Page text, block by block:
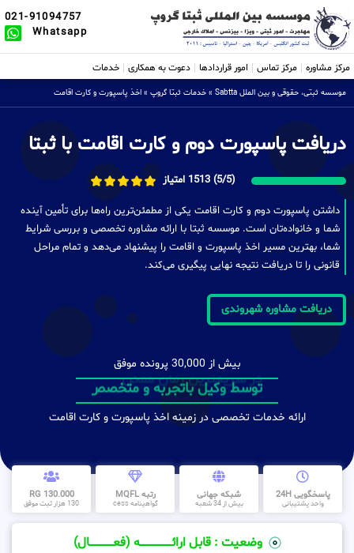
021-91094757
Whatsapp
مرکز مشاوره مرکز تماس امور قراردادها دعوت به همکاری خدمات
موسسه ثبتی، حقوقی و بین الملل Sabtta » خدمات ثبتا گروپ » اخذ پاسپورت و کارت اقامت
دریافت پاسپورت دوم و کارت اقامت با ثبتا
(5/5) 1513 امتیاز
داشتن پاسپورت دوم و کارت اقامت یکی از مطمئن‌ترین راه‌ها برای تأمین آینده
شما و خانواده‌تان است. موسسه ثبتا با ارائه مشاوره تخصصی و بررسی شرایط
شما، بهترین مسیر اخذ پاسپورت و اقامت را پیشنهاد می‌دهد و تمام مراحل
قانونی را تا دریافت نتیجه نهایی پیگیری می‌کند.
دریافت مشاوره شهروندی
بیش از 30,000 پرونده موفق
در سریعترین زمان ممکن
ارائه خدمات تخصصی در زمینه اخذ پاسپورت و کارت اقامت
پاسخگویی 24H
واحد پشتیبانی
شبکه جهانی
بیش از 34 شعبه
رتبه MQFL
گواهینامه cess
130.000 RG
130 هزار ثبت موفق
وضعیت : قابل ارائــــــــــــــــــــه (فعـــــــــــــــال)